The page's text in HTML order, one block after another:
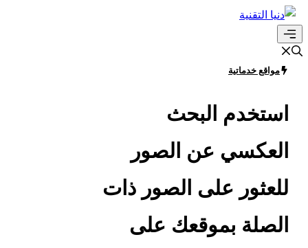
انتقل
إلى
المحتوى
القائمة
مواقع خدماتية
استخدم البحث
العكسي عن الصور
للعثور على الصور ذات
الصلة بموقعك على